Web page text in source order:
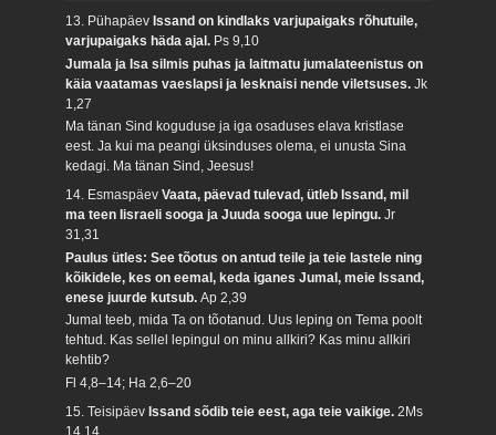
13. Pühapäev Issand on kindlaks varjupaigaks rõhutuile,
varjupaigaks häda ajal. Ps 9,10
Jumala ja Isa silmis puhas ja laitmatu jumalateenistus on
käia vaatamas vaeslapsi ja lesknaisi nende viletsuses.Jk
1,27
Ma tänan Sind koguduse ja iga osaduses elava kristlase
eest. Ja kui ma peangi üksinduses olema, ei unusta Sina
kedagi. Ma tänan Sind, Jeesus!
14. EsmaspäevVaata, päevad tulevad, ütleb Issand, mil
ma teen Iisraeli sooga ja Juuda sooga uue lepingu.Jr
31,31
Paulus ütles: See tõotus on antud teile ja teie lastele ning
kõikidele, kes on eemal, keda iganes Jumal, meie Issand,
enese juurde kutsub.Ap 2,39
Jumal teeb, mida Ta on tõotanud. Uus leping on Tema poolt
tehtud. Kas sellel lepingul on minu allkiri? Kas minu allkiri
kehtib?
Fl 4,8–14; Ha 2,6–20
15. Teisipäev Issand sõdib teie eest, aga teie vaikige.2Ms
14,14